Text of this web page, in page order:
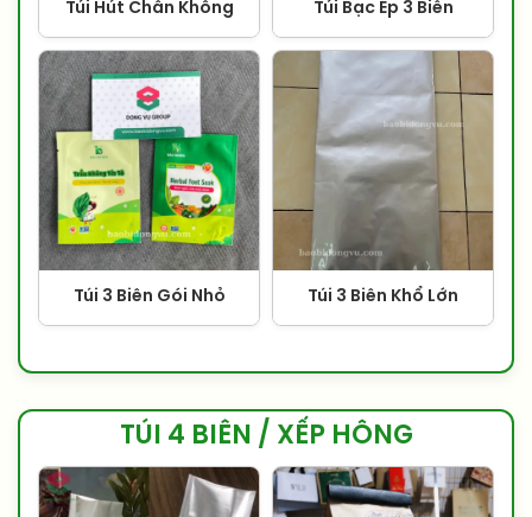
Túi Hút Chân Không Túi Bạc Ép 3 Biên
Túi 3 Biên Gói Nhỏ Túi 3 Biên Khổ Lớn
TÚI 4 BIÊN / XẾP HÔNG